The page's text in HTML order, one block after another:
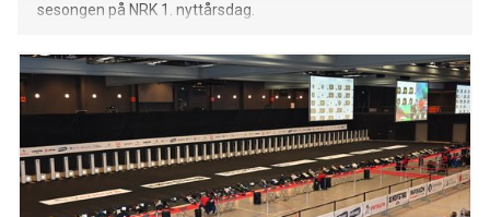
sesongen på NRK 1. nyttårsdag.